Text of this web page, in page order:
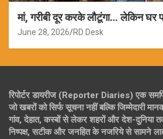
मां, गरीबी दूर करके लौटूंगा… लेकिन घर
June 28, 2026 RD Desk
रिपोर्टर डायरीज (Reporter Diaries) एक
जो खबरों को सिर्फ सूचना नहीं बल्कि जिम्मेदारी
गांव, देहात, कस्बों से लेकर शहरों और देश-दुनिया
निष्पक्ष, सटीक और जनहित के नजरिये से सामने